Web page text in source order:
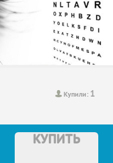
Купили: 1
КУПИТЬ